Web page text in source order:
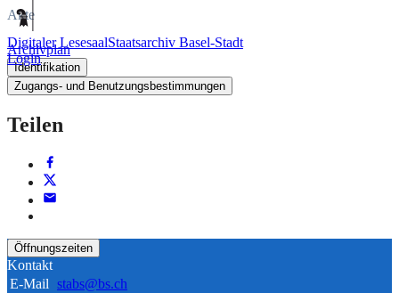
Digitaler LesesaalStaatsarchiv Basel-Stadt
Login
Akte
Archivplan
Identifikation
Zugangs- und Benutzungsbestimmungen
Teilen
Öffnungszeiten
Kontakt
E-Mail stabs@bs.ch